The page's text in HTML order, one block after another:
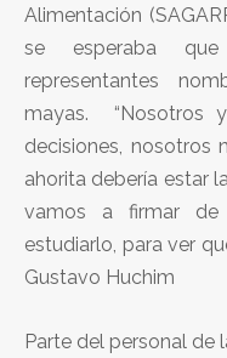
Alimentación
se esperaba que
representantes
mayas. “Nosotros
decisiones, nosotros
ahorita debería estar
vamos a firmar de
estudiarlo, para ver
Gustavo Huchim
Parte del personal de